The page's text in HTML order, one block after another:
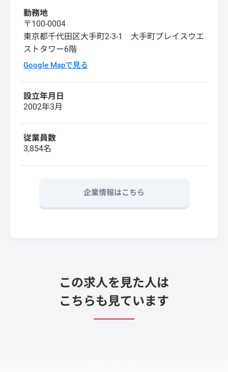
勤務地
〒100-0004
東京都千代田区大手町2-3-1 大手町プレイスウエ
ストタワー6階
Google Mapで見る
設立年月日
2002年3月
従業員数
3,854名
企業情報はこちら
この求人を見た人は
こちらも見ています